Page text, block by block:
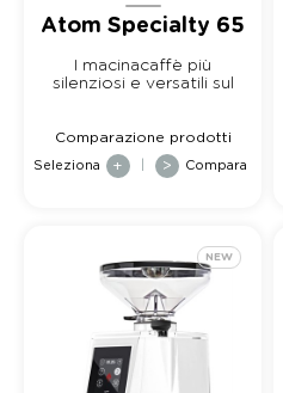
Atom Specialty 65
I macinacaffè più
silenziosi e versatili sul
Comparazione prodotti
Seleziona + > Compara
NEW